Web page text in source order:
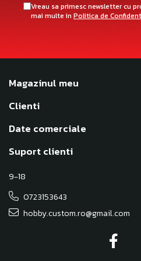
Vreau sa primesc newsletter cu
mai multe in Politica de
Magazinul meu
Clienti
Date comerciale
Suport clienti
9-18
0723153643
hobby.custom.ro@gmail.com